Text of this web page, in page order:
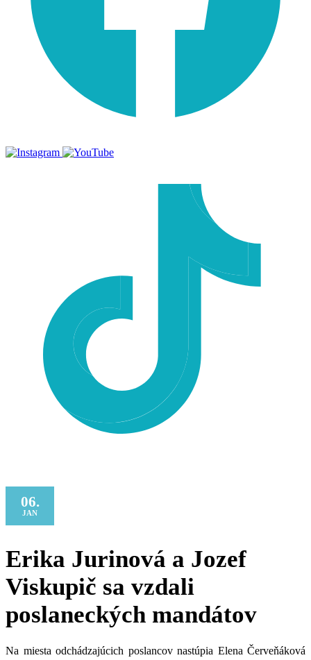
06.
JAN
Erika Jurinová a Jozef
Viskupič sa vzdali
poslaneckých mandátov
Na miesta odchádzajúcich poslancov nastúpia Elena Červeňáková